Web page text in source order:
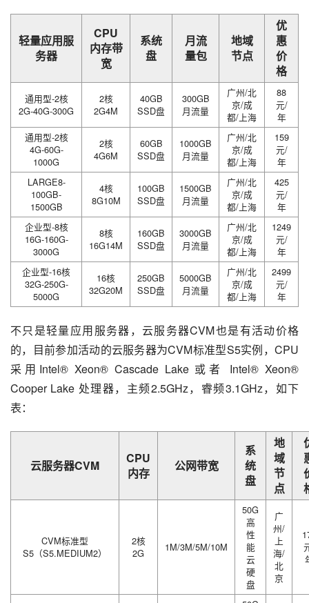
轻量应用服
务器
CPU
内存带
宽
系统
盘
月流
量包
地域
节点
优
惠
价
格
通用型-2核
2G-40G-300G
2核
2G4M
40GB
SSD盘
300GB
月流量
广州/北
京/成
都/上海
88
元/
年
通用型-2核
4G-60G-
1000G
2核
4G6M
60GB
SSD盘
1000GB
月流量
广州/北
京/成
都/上海
159
元/
年
LARGE8-
100GB-
1500GB
4核
8G10M
100GB
SSD盘
1500GB
月流量
广州/北
京/成
都/上海
425
元/
年
企业型-8核
16G-160G-
3000G
8核
16G14M
160GB
SSD盘
3000GB
月流量
广州/北
京/成
都/上海
1249
元/
年
企业型-16核
32G-250G-
5000G
16核
32G20M
250GB
SSD盘
5000GB
月流量
广州/北
京/成
都/上海
2499
元/
年
不只是轻量应用服务器，云服务器CVM也是有活动价格
的，目前参加活动的云服务器为CVM标准型S5实例，CPU
采用Intel® Xeon® Cascade Lake 或者 Intel® Xeon®
Cooper Lake 处理器，主频2.5GHz，睿频3.1GHz，如下
表：
云服务器CVM
CPU
内存
公网带宽
系
统
盘
地
域
节
点
CVM标准型
S5（S5.MEDIUM2）
2核
2G
1M/3M/5M/10M
50G
高
性
能
云
硬
盘
广
州/
上
海/
北
京